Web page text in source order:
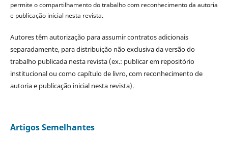
permite o compartilhamento do trabalho com reconhecimento da autoria
e publicação inicial nesta revista.
Autores têm autorização para assumir contratos adicionais
separadamente, para distribuição não exclusiva da versão do
trabalho publicada nesta revista (ex.: publicar em repositório
institucional ou como capítulo de livro, com reconhecimento de
autoria e publicação inicial nesta revista).
Artigos Semelhantes